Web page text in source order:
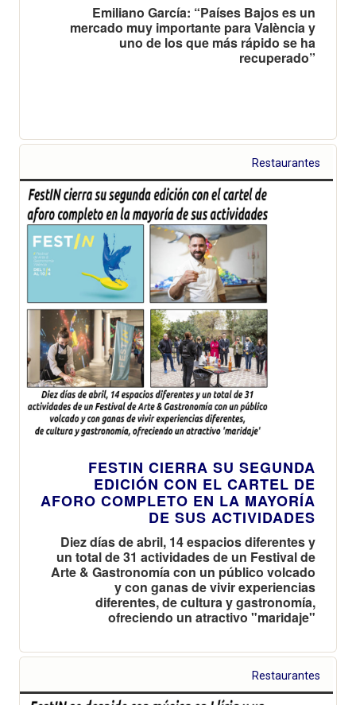
Emiliano García: “Países Bajos es un
mercado muy importante para València y
uno de los que más rápido se ha
recuperado”
Restaurantes
FESTIN CIERRA SU SEGUNDA
EDICIÓN CON EL CARTEL DE
AFORO COMPLETO EN LA MAYORÍA
DE SUS ACTIVIDADES
Diez días de abril, 14 espacios diferentes y
un total de 31 actividades de un Festival de
Arte & Gastronomía con un público volcado
y con ganas de vivir experiencias
diferentes, de cultura y gastronomía,
ofreciendo un atractivo "maridaje"
Restaurantes